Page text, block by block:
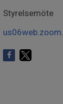
Styrelsemöte